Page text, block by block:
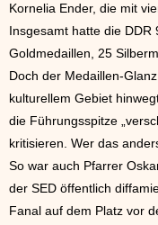
Kornelia Ender, die mit
Insgesamt hatte die
Goldmedaillen, 25
Doch der Medaillen-
kulturellem Gebiet
die Führungsspitze
kritisieren. Wer das
So war auch Pfarrer
der SED öffentlich
Fanal auf dem Platz vor